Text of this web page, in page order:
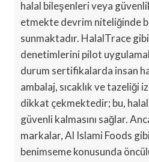
halal bileşenleri veya
etmekte devrim niteliğinde
sunmaktadır. HalalTrace
denetimlerini pilot
durum sertifikalarda insan
ambalaj, sıcaklık ve tazeliği
dikkat çekmektedir; bu, halal
güvenli kalmasını sağlar.
markalar, Al Islami Foods
benimseme konusunda